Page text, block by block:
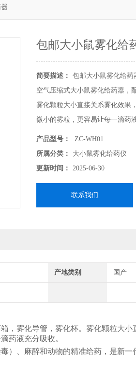
包邮大小鼠雾化给
简要描述：
包邮大小鼠雾化给药
空气压缩式大小鼠雾化给药器，
雾化颗粒大小直接关系雾化效果
微小的雾粒，更容易让每一滴药
产品型号：
ZC-WH01
所属分类：
大小鼠雾化给药仪
更新时间：
2025-06-30
联系我们
产地类别 国产
，雾化导管，雾化杯。雾化颗粒大
药液充分吸收。
）、麻醉和动物的精准给药，是新一